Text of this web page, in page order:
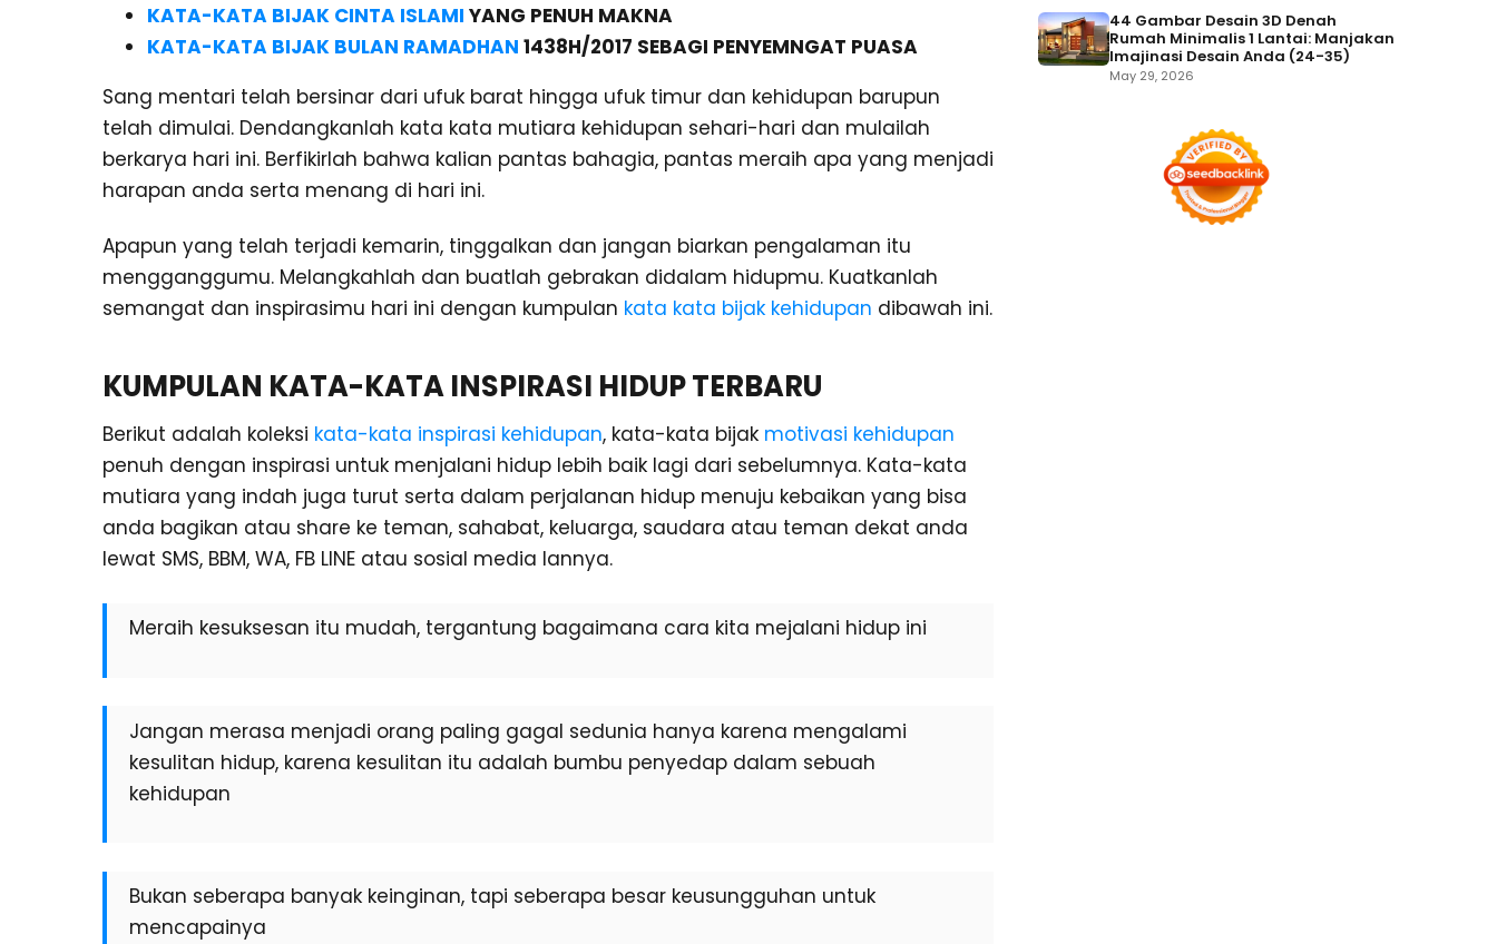
KATA-KATA BIJAK CINTA ISLAMI YANG PENUH MAKNA
KATA-KATA BIJAK BULAN RAMADHAN 1438H/2017 SEBAGI PENYEMNGAT PUASA
Sang mentari telah bersinar dari ufuk barat hingga ufuk timur dan kehidupan barupun
telah dimulai. Dendangkanlah kata kata mutiara kehidupan sehari-hari dan mulailah
berkarya hari ini. Berfikirlah bahwa kalian pantas bahagia, pantas meraih apa yang menjadi
harapan anda serta menang di hari ini.
Apapun yang telah terjadi kemarin, tinggalkan dan jangan biarkan pengalaman itu
mengganggumu. Melangkahlah dan buatlah gebrakan didalam hidupmu. Kuatkanlah
semangat dan inspirasimu hari ini dengan kumpulan kata kata bijak kehidupan dibawah ini.
KUMPULAN KATA-KATA INSPIRASI HIDUP TERBARU
Berikut adalah koleksi kata-kata inspirasi kehidupan, kata-kata bijak motivasi kehidupan
penuh dengan inspirasi untuk menjalani hidup lebih baik lagi dari sebelumnya. Kata-kata
mutiara yang indah juga turut serta dalam perjalanan hidup menuju kebaikan yang bisa
anda bagikan atau share ke teman, sahabat, keluarga, saudara atau teman dekat anda
lewat SMS, BBM, WA, FB LINE atau sosial media lannya.
Meraih kesuksesan itu mudah, tergantung bagaimana cara kita mejalani hidup ini
Jangan merasa menjadi orang paling gagal sedunia hanya karena mengalami
kesulitan hidup, karena kesulitan itu adalah bumbu penyedap dalam sebuah
kehidupan
Bukan seberapa banyak keinginan, tapi seberapa besar keusungguhan untuk
mencapainya
44 Gambar Desain 3D Denah
Rumah Minimalis 1 Lantai: Manjakan
Imajinasi Desain Anda (24-35)
May 29, 2026